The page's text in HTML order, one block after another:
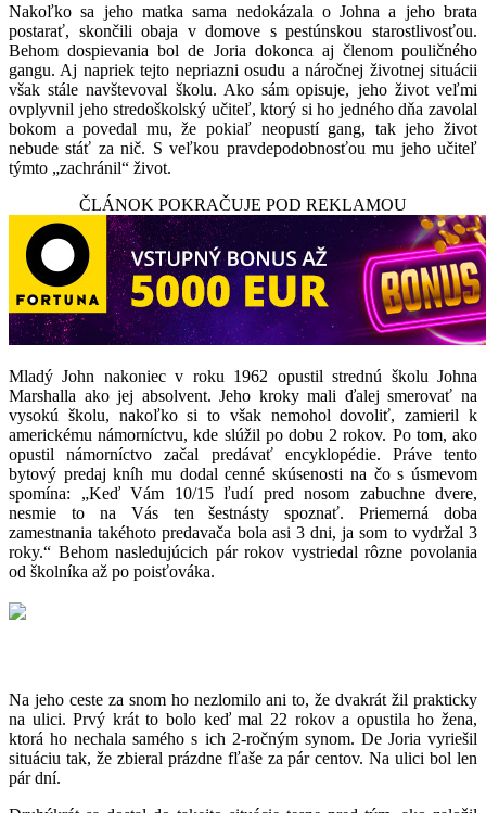
Nakoľko sa jeho matka sama nedokázala o Johna a jeho brata
postarať, skončili obaja v domove s pestúnskou starostlivosťou.
Behom dospievania bol de Joria dokonca aj členom pouličného
gangu. Aj napriek tejto nepriazni osudu a náročnej životnej situácii
však stále navštevoval školu. Ako sám opisuje, jeho život veľmi
ovplyvnil jeho stredoškolský učiteľ, ktorý si ho jedného dňa zavolal
bokom a povedal mu, že pokiaľ neopustí gang, tak jeho život
nebude stáť za nič. S veľkou pravdepodobnosťou mu jeho učiteľ
týmto „zachránil“ život.
ČLÁNOK POKRAČUJE POD REKLAMOU
Mladý John nakoniec v roku 1962 opustil strednú školu Johna
Marshalla ako jej absolvent. Jeho kroky mali ďalej smerovať na
vysokú školu, nakoľko si to však nemohol dovoliť, zamieril k
americkému námorníctvu, kde slúžil po dobu 2 rokov. Po tom, ako
opustil námorníctvo začal predávať encyklopédie. Práve tento
bytový predaj kníh mu dodal cenné skúsenosti na čo s úsmevom
spomína: „Keď Vám 10/15 ľudí pred nosom zabuchne dvere,
nesmie to na Vás ten šestnásty spoznať. Priemerná doba
zamestnania takéhoto predavača bola asi 3 dni, ja som to vydržal 3
roky.“ Behom nasledujúcich pár rokov vystriedal rôzne povolania
od školníka až po poisťováka.
Na jeho ceste za snom ho nezlomilo ani to, že dvakrát žil prakticky
na ulici. Prvý krát to bolo keď mal 22 rokov a opustila ho žena,
ktorá ho nechala samého s ich 2-ročným synom. De Joria vyriešil
situáciu tak, že zbieral prázdne fľaše za pár centov. Na ulici bol len
pár dní.